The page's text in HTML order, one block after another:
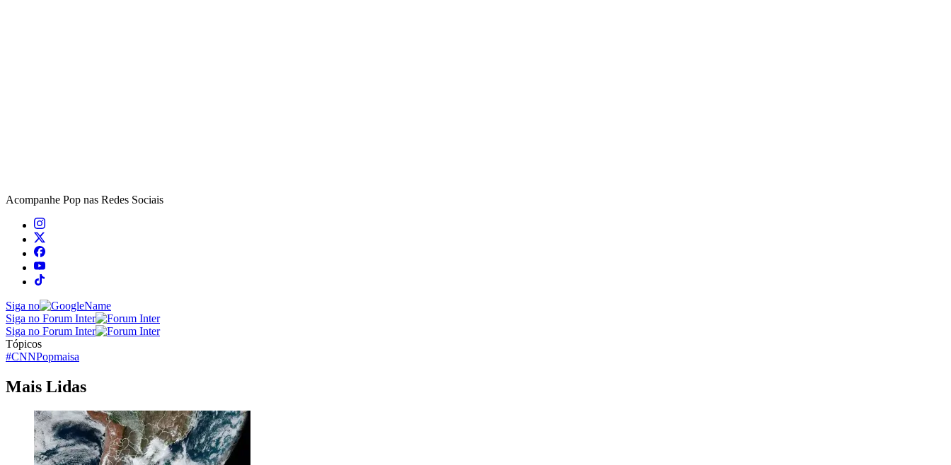
Acompanhe Pop nas Redes Sociais
Siga no
Siga no Forum Inter
Siga no Forum Inter
Tópicos
#CNNPopmaisa
Mais Lidas